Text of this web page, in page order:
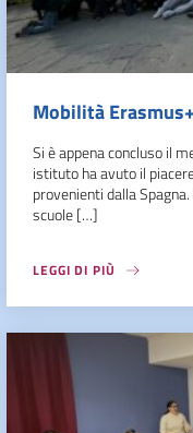
Mobilità
Si è appena concluso il
istituto ha avuto il
provenienti dalla
scuole […]
LEGGI DI PIÙ